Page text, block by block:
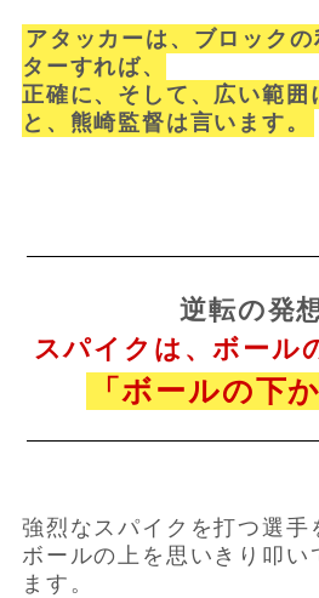
アタッカーは、ブロック
ターすれば、
正確に、そして、広い範囲
と、熊崎監督は言います。
逆転の発
スパイクは、ボール
「ボールの下
強烈なスパイクを打つ選手
ボールの上を思いきり叩い
ます。